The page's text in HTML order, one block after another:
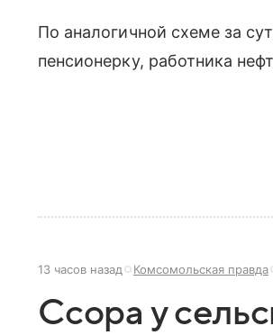
По аналогичной схеме за
пенсионерку, работника
13 часов назад Комсомольская правда
Ссора у